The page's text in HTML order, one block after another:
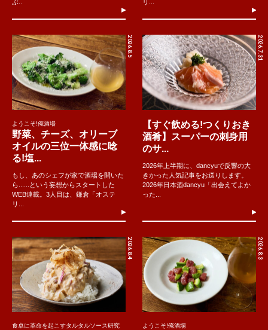
ぶ..
リ...
2026.8.5
ようこそ!俺酒場
野菜、チーズ、オリーブ
オイルの三位一体感に唸
る!塩...
もし、あのシェフが家で酒場を開いた
ら......という妄想からスタートした
WEB連載。3人目は、鎌倉「オステ
リ...
2026.7.31
【すぐ飲める!つくりおき
酒肴】スーパーの刺身用
のサ...
2026年上半期に、dancyuで反響の大
きかった人気記事をお送りします。
2026年日本酒dancyu「出会えてよか
った...
2026.8.4
食卓に革命を起こすタルタルソース研究
2026.8.3
ようこそ!俺酒場